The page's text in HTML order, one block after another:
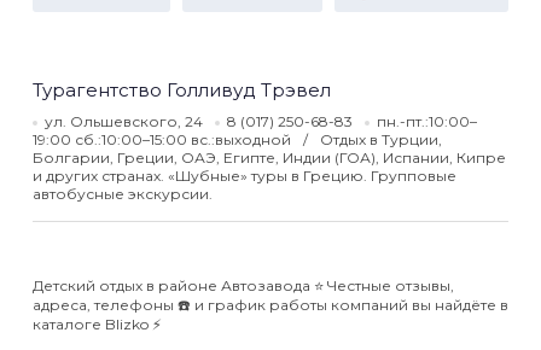
Турагентство Голливуд Трэвел
ул. Ольшевского, 24 8 (017) 250-68-83
пн.-пт.:10:00–
19:00 сб.:10:00–15:00 вс.:выходной
Отдых в Турции,
Болгарии, Греции, ОАЭ, Египте, Индии (ГОА), Испании, Кипре
и других странах. «Шубные» туры в Грецию. Групповые
автобусные экскурсии.
Детский отдых в районе Автозавода ⭐️ Честные отзывы,
адреса, телефоны ☎️ и график работы компаний вы найдёте в
каталоге Blizko ⚡️